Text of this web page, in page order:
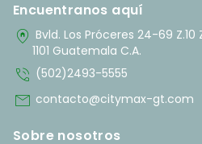
Encuentranos aquí
home_pin Bvld. Los Próceres 24-69
1101 Guatemala C.A.
phone_in_talk (502)2493-5555
mail contacto@citymax-gt.com
Sobre nosotros